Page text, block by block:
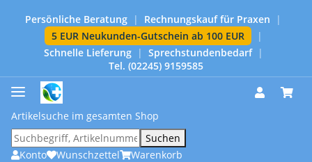
Persönliche Beratung | Rechnungskauf für Praxen
|
5 EUR Neukunden-Gutschein ab 100 EUR
|
Schnelle Lieferung
| Sprechstundenbedarf
|
Tel. (02245) 9159585
Artikelsuche im gesamten Shop
Suchen
Konto
Wunschzettel Warenkorb